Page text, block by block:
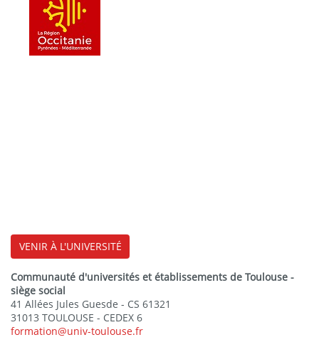
VENIR À L'UNIVERSITÉ
Communauté d'universités et établissements de Toulouse -
siège social
41 Allées Jules Guesde - CS 61321
31013 TOULOUSE - CEDEX 6
formation@univ-toulouse.fr